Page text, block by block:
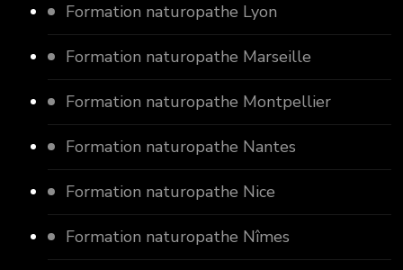
Formation naturopathe Lyon
Formation naturopathe Marseille
Formation naturopathe Montpellier
Formation naturopathe Nantes
Formation naturopathe Nice
Formation naturopathe Nîmes